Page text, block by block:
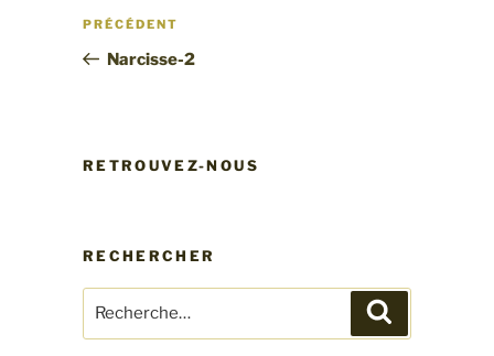
Navigation
l’article
Article
précédent
PRÉCÉDENT
Narcisse-2
RETROUVEZ-NOUS
RECHERCHER
pour